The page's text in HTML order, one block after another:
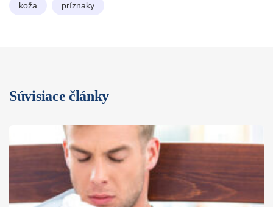
koža príznaky
Súvisiace články